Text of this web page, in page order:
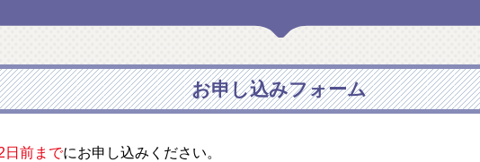
お申し込みフォーム
日前までにお申し込みください。